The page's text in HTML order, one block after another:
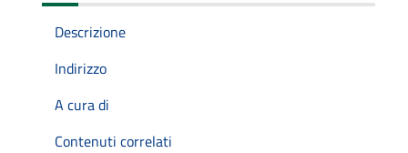
Descrizione
Indirizzo
A cura di
Contenuti correlati